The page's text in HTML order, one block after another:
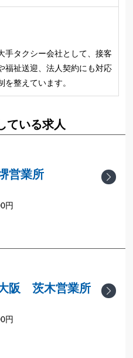
手タクシー会社として、接客
福祉送迎、法人契約にも対応
整えています。
ている求人
営業所
円
Next
阪 茨木営業所
円
Next